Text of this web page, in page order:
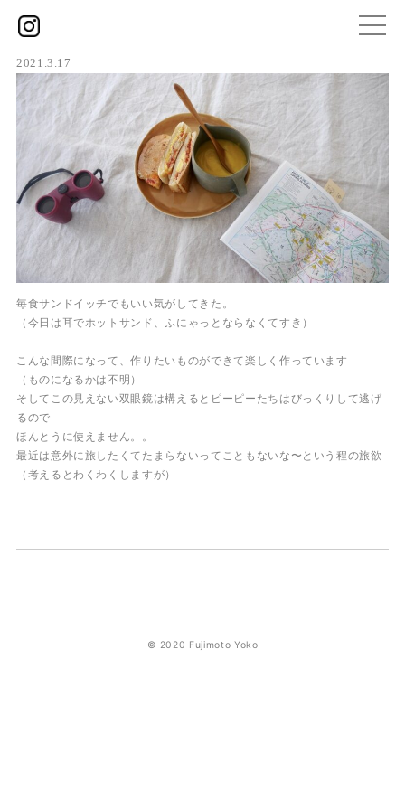
2021.3.17
毎食サンドイッチでもいい気がしてきた。
（今日は耳でホットサンド、ふにゃっとならなくてすき）
こんな間際になって、作りたいものができて楽しく作っています
（ものになるかは不明）
そしてこの見えない双眼鏡は構えるとピーピーたちはびっくりして逃げ
るので
ほんとうに使えません。。
最近は意外に旅したくてたまらないってこともないな〜という程の旅欲
（考えるとわくわくしますが）
© 2020 Fujimoto Yoko